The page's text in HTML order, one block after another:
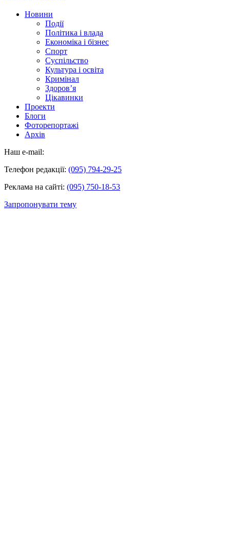
Новини
Події
Політика і влада
Економіка і бізнес
Спорт
Суспільство
Культура і освіта
Кримінал
Здоров’я
Цікавинки
Проекти
Блоги
Фоторепортажі
Архів
Наш e-mail:
Телефон редакції: (095) 794-29-25
Реклама на сайті: (095) 750-18-53
Запропонувати тему